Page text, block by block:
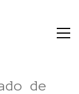
de